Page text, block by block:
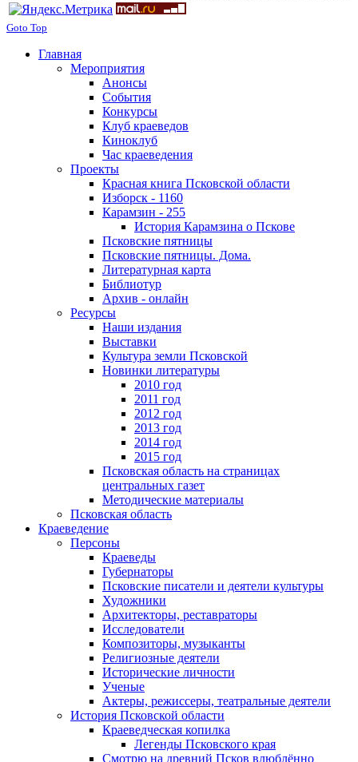
Goto Top
Главная
Мероприятия
Анонсы
События
Конкурсы
Клуб краеведов
Киноклуб
Час краеведения
Проекты
Красная книга Псковской области
Изборск - 1160
Карамзин - 255
История Карамзина о Пскове
Псковские пятницы
Псковские пятницы. Дома.
Литературная карта
Библиотур
Архив - онлайн
Ресурсы
Наши издания
Выставки
Культура земли Псковской
Новинки литературы
2010 год
2011 год
2012 год
2013 год
2014 год
2015 год
Псковская область на страницах
центральных газет
Методические материалы
Псковская область
Краеведение
Персоны
Краеведы
Губернаторы
Псковские писатели и деятели культуры
Художники
Архитекторы, реставраторы
Исследователи
Композиторы, музыканты
Религиозные деятели
Исторические личности
Ученые
Актеры, режиссеры, театральные деятели
История Псковской области
Краеведческая копилка
Легенды Псковского края
Смотрю на древний Псков влюблённо